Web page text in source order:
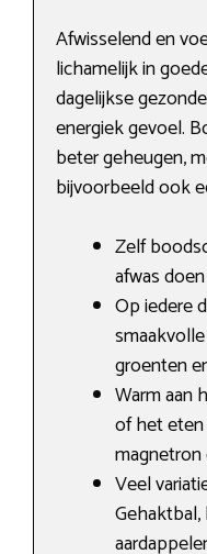
Afwisselend en
lichamelijk in
dagelijkse
energiek gevoel.
beter geheugen,
bijvoorbeeld ook
Zelf
afwas
Op iedere
groenten
Warm aan
of het
Veel